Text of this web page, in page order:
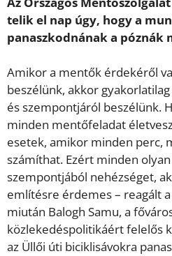
telik el nap úgy, hogy a
panaszkodnának a póznák
Amikor a mentők érdekéről
beszélünk, akkor
és szempontjáról beszélünk.
minden mentőfeladat
esetek, amikor minden perc,
számíthat. Ezért minden
szempontjából nehézséget,
említésre érdemes – reagált
miután Balogh Samu, a
közlekedéspolitikáért felelős
az Üllői úti biciklisávokra